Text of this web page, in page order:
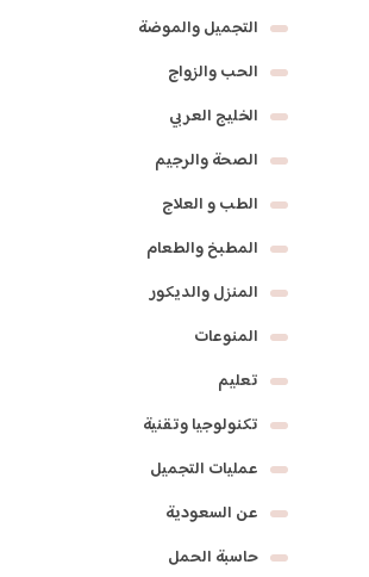
التجميل والموضة
الحب والزواج
الخليج العربي
الصحة والرجيم
الطب و العلاج
المطبخ والطعام
المنزل والديكور
المنوعات
تعليم
تكنولوجيا وتقنية
عمليات التجميل
عن السعودية
حاسبة الحمل